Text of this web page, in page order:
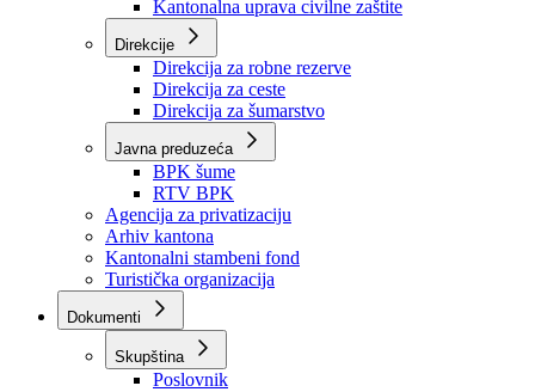
Kantonalna uprava za inspekcijske poslove
Kantonalna uprava civilne zaštite
Direkcije
Direkcija za robne rezerve
Direkcija za ceste
Direkcija za šumarstvo
Javna preduzeća
BPK šume
RTV BPK
Agencija za privatizaciju
Arhiv kantona
Kantonalni stambeni fond
Turistička organizacija
Dokumenti